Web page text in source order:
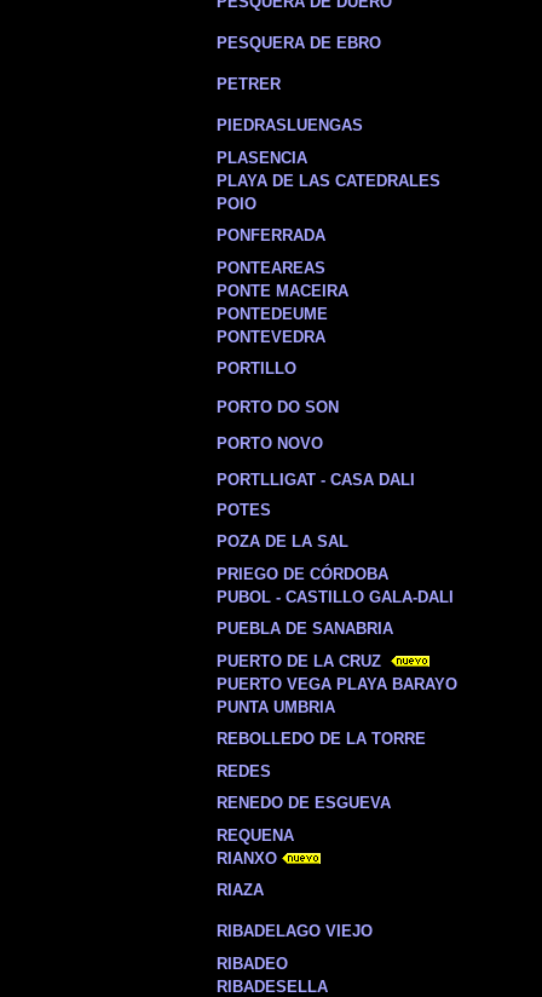
PESQUERA DE EBRO
PETRER
PIEDRASLUENGAS
PLASENCIA
PLAYA DE LAS CATEDRALES
POIO
PONFERRADA
PONTEAREAS
PONTE MACEIRA
PONTEDEUME
PONTEVEDRA
PORTILLO
PORTO DO SON
PORTO NOVO
PORTLLIGAT - CASA DALI
POTES
POZA DE LA SAL
PRIEGO DE CÓRDOBA
PUBOL - CASTILLO GALA-DALI
PUEBLA DE SANABRIA
PUERTO DE LA CRUZ
PUERTO VEGA PLAYA BARAYO
PUNTA UMBRIA
REBOLLEDO DE LA TORRE
REDES
RENEDO DE ESGUEVA
REQUENA
RIANXO
RIAZA
RIBADELAGO VIEJO
RIBADEO
RIBADESELLA